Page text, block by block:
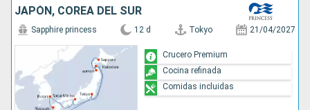
JAPÓN, COREA DEL SUR
Sapphire princess 12 d Tokyo 21/04/2027
Crucero Premium
Cocina refinada
Comidas incluidas